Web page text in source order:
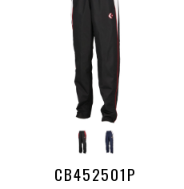
CB452501P